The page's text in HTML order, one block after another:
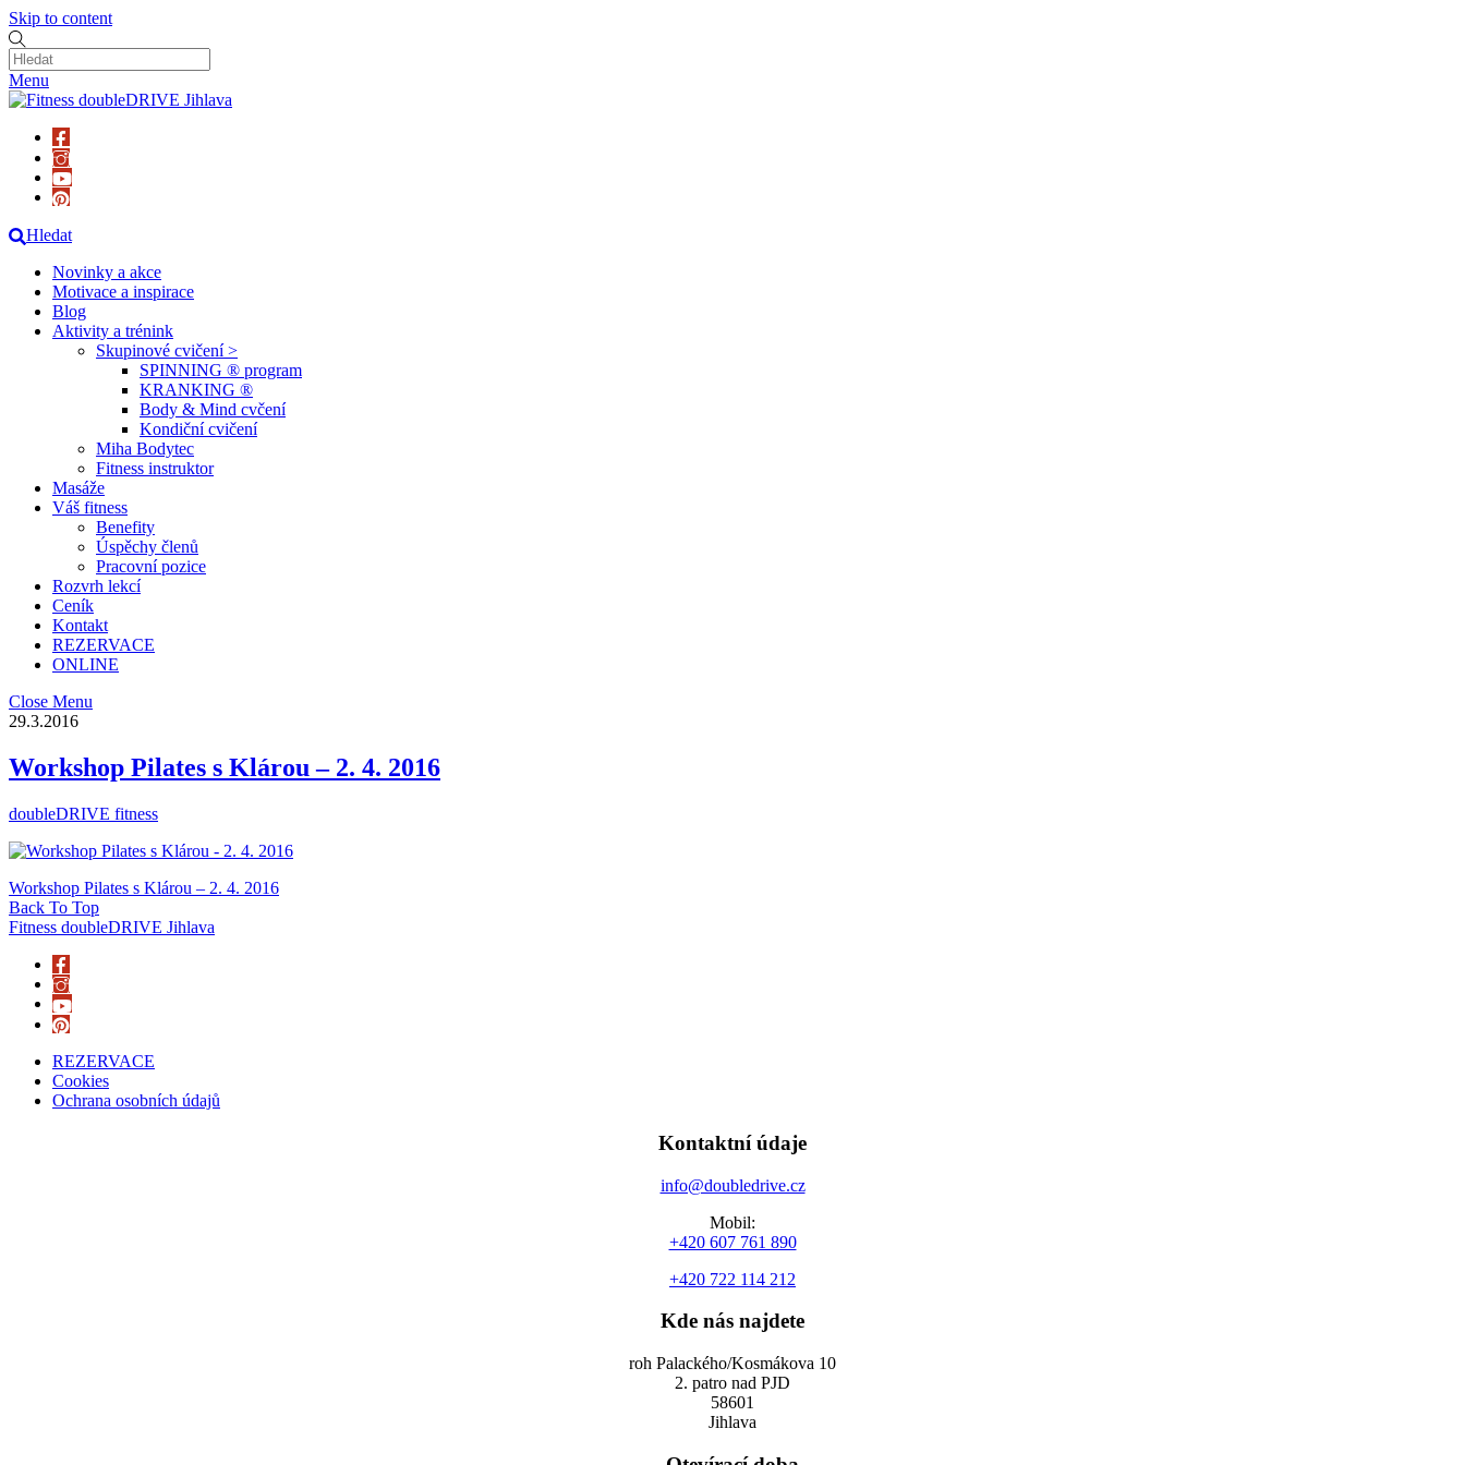
Skip to content
Menu
Hledat
Novinky a akce
Motivace a inspirace
Blog
Aktivity a trénink
Skupinové cvičení >
SPINNING ® program
KRANKING ®
Body & Mind cvčení
Kondiční cvičení
Miha Bodytec
Fitness instruktor
Masáže
Váš fitness
Benefity
Úspěchy členů
Pracovní pozice
Rozvrh lekcí
Ceník
Kontakt
REZERVACE
ONLINE
Close Menu
29.3.2016
Workshop Pilates s Klárou – 2. 4. 2016
doubleDRIVE fitness
Workshop Pilates s Klárou – 2. 4. 2016
Back To Top
Fitness doubleDRIVE Jihlava
REZERVACE
Cookies
Ochrana osobních údajů
Kontaktní údaje
info@doubledrive.cz
Mobil:
+420 607 761 890
+420 722 114 212
Kde nás najdete
roh Palackého/Kosmákova 10
2. patro nad PJD
58601
Jihlava